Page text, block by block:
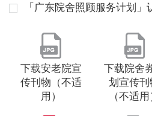
「广东院舍照顾服务计划」
下载安老院宣
传刊物（不适
用）
下载院舍
划宣传刊
（不适用